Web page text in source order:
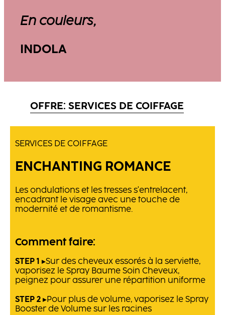
En couleurs,
INDOLA
OFFRE: SERVICES DE COIFFAGE
SERVICES DE COIFFAGE
ENCHANTING ROMANCE
Les ondulations et les tresses s'entrelacent,
encadrant le visage avec une touche de
modernité et de romantisme.
Comment faire:
STEP 1 ▸Sur des cheveux essorés à la serviette,
vaporisez le Spray Baume Soin Cheveux,
peignez pour assurer une répartition uniforme
STEP 2 ▸Pour plus de volume, vaporisez le Spray
Booster de Volume sur les racines